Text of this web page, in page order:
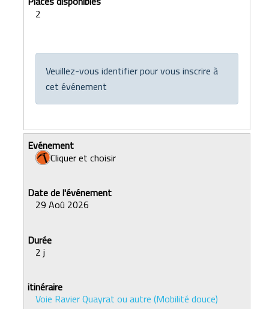
2
Veuillez-vous identifier pour vous inscrire à
cet événement
Cliquer et choisir
29 Aoû 2026
2 j
Voie Ravier Quayrat ou autre (Mobilité douce)